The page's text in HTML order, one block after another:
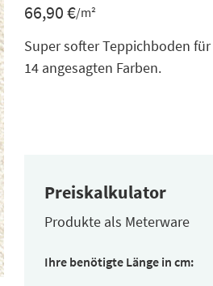
66,90€/m²
Super softer Teppichboden
14 angesagten Farben.
Preiskalkulator
Produkte als Meterware
Ihre benötigte Länge in cm: